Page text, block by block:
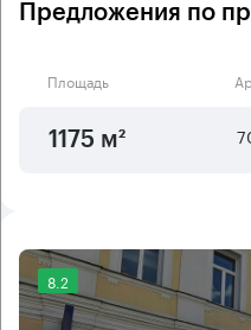
Предложения по
Площадь
1175 м²
8.2